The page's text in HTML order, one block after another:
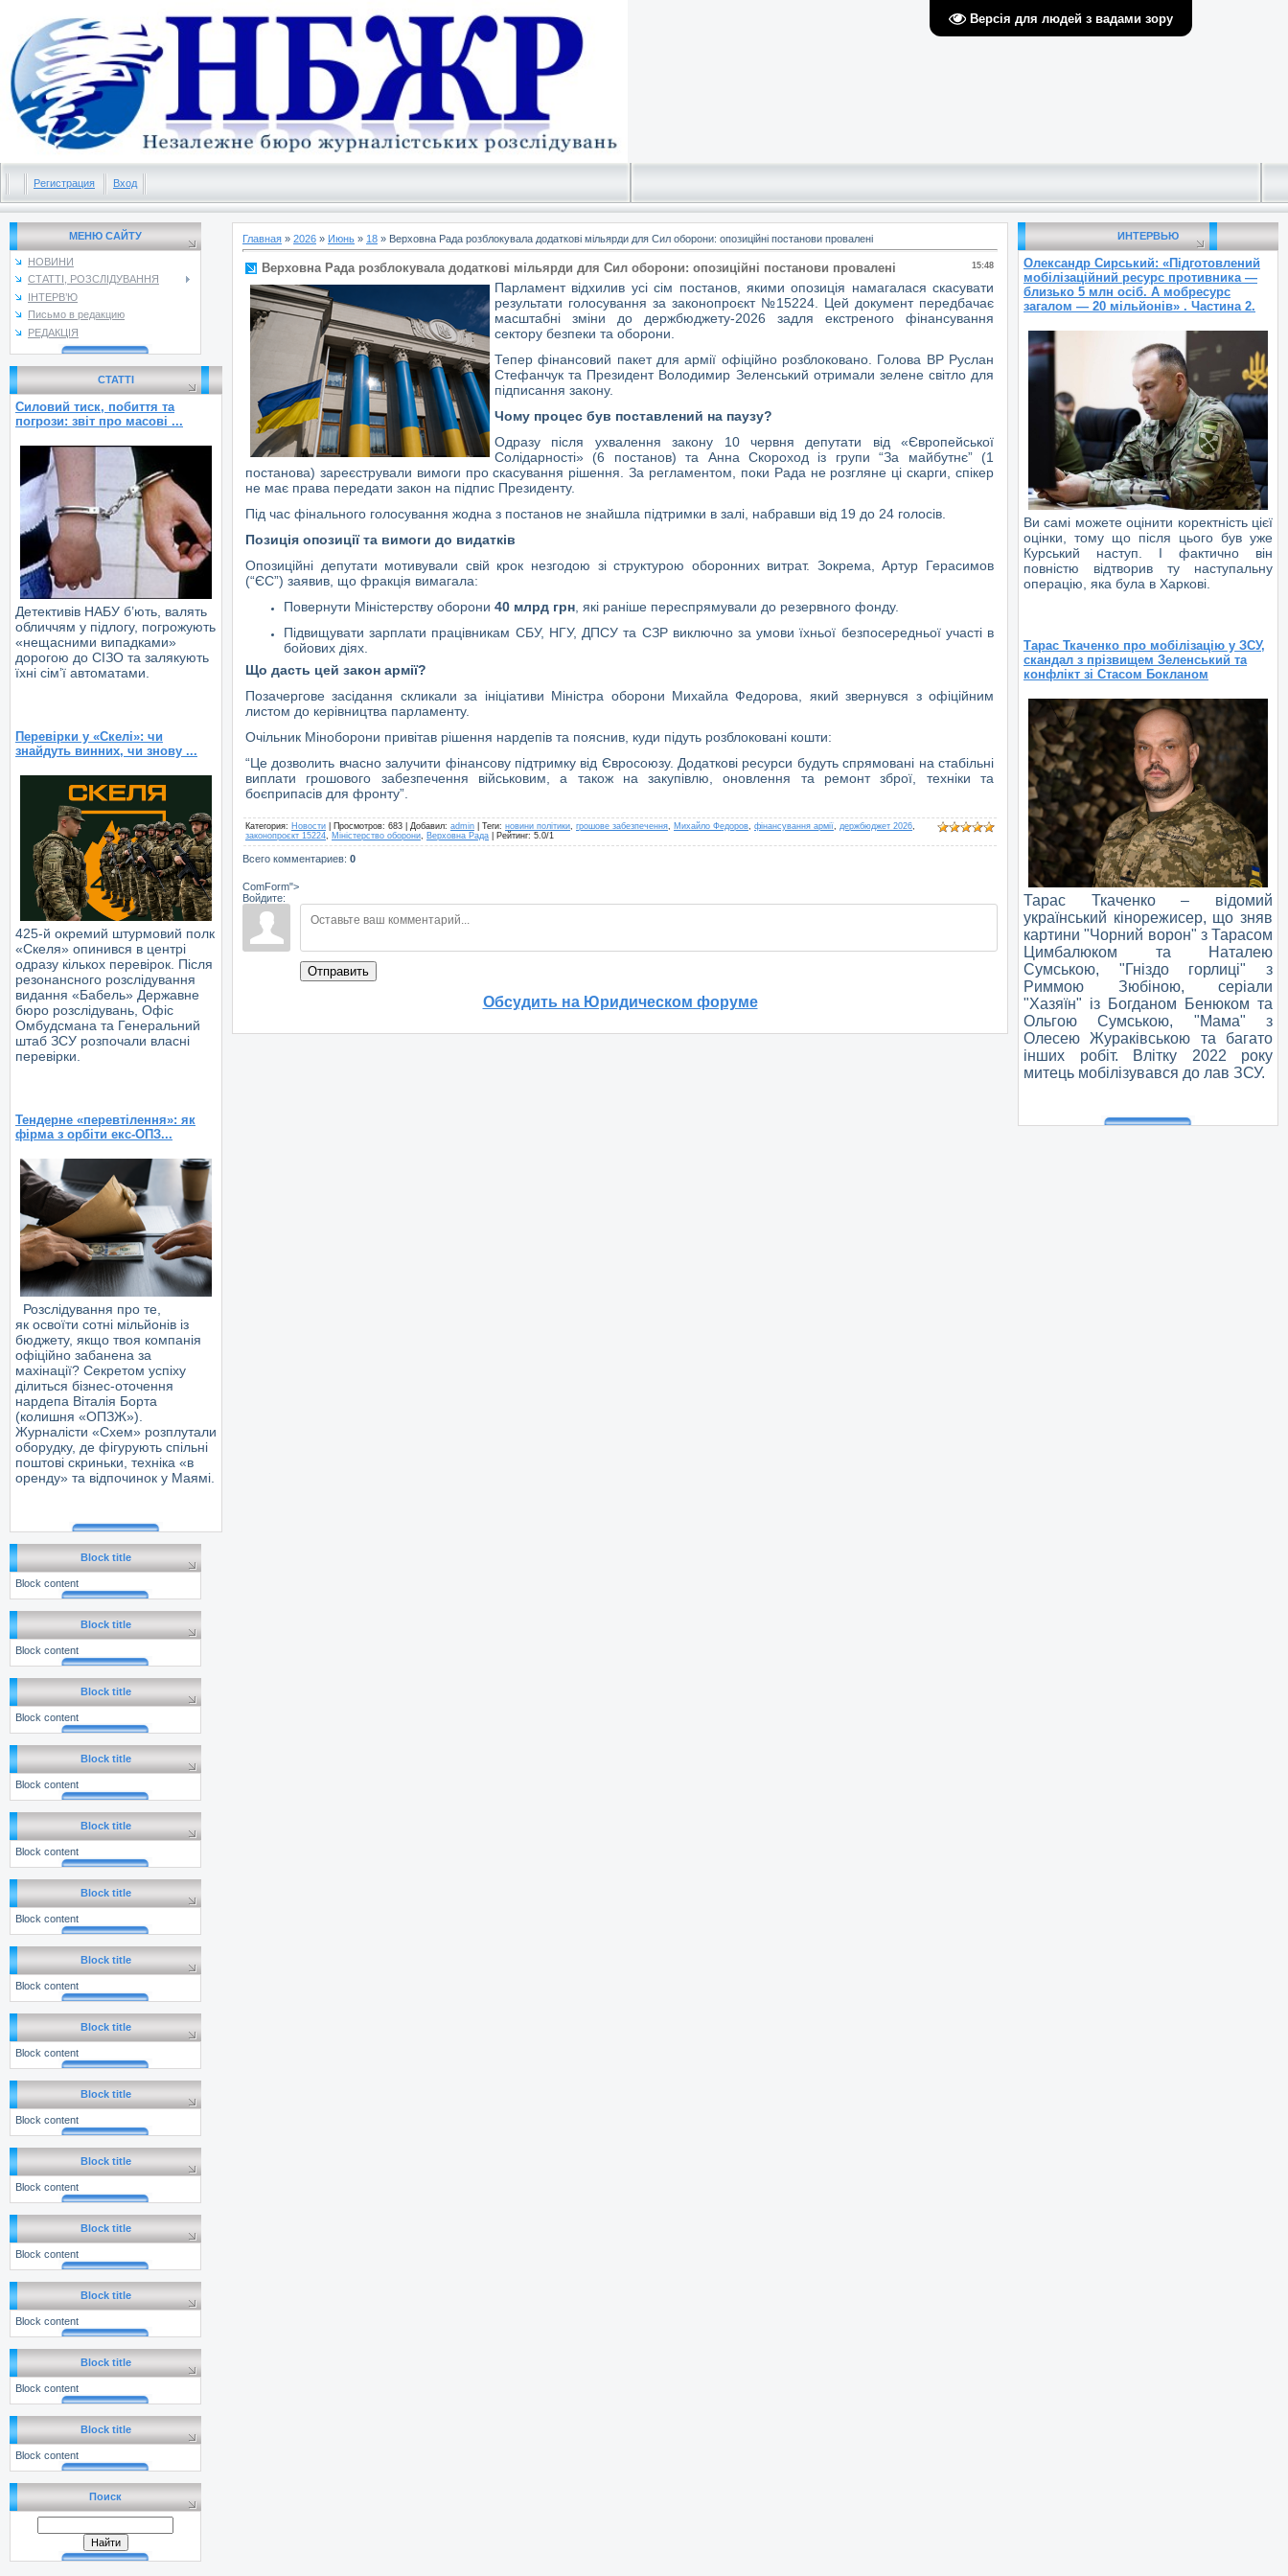
Версія для людей з вадами зору
Регистрация Вход
МЕНЮ САЙТУ
НОВИНИ
СТАТТІ, РОЗСЛІДУВАННЯ
ІНТЕРВ’Ю
Письмо в редакцию
РЕДАКЦІЯ
СТАТТІ
Силовий тиск, побиття та
погрози: звіт про масові ...
Детективів НАБУ б’ють, валять
обличчям у підлогу, погрожують
«нещасними випадками»
дорогою до СІЗО та залякують
їхні сім’ї автоматами.
Перевірки у «Скелі»: чи
знайдуть винних, чи знову ...
425-й окремий штурмовий полк
«Скеля» опинився в центрі
одразу кількох перевірок. Після
резонансного розслідування
видання «Бабель» Державне
бюро розслідувань, Офіс
Омбудсмана та Генеральний
штаб ЗСУ розпочали власні
перевірки.
Тендерне «перевтілення»: як
фірма з орбіти екс-ОПЗ...
Розслідування про те,
як освоїти сотні мільйонів із
бюджету, якщо твоя компанія
офіційно забанена за
махінації? Секретом успіху
ділиться бізнес-оточення
нардепа Віталія Борта
(колишня «ОПЗЖ»).
Журналісти «Схем» розплутали
оборудку, де фігурують спільні
поштові скриньки, техніка «в
оренду» та відпочинок у Маямі.
Block title
Block content
Block title
Block content
Block title
Block content
Block title
Block content
Block title
Block content
Block title
Block content
Block title
Block content
Block title
Block content
Block title
Block content
Block title
Block content
Block title
Block content
Block title
Block content
Block title
Block content
Block title
Block content
Поиск
Главная » 2026 » Июнь » 18 » Верховна Рада розблокувала додаткові мільярди для Сил оборони: опозиційні постанови провалені
15:48
Верховна Рада розблокувала додаткові мільярди для Сил оборони: опозиційні постанови провалені
Парламент відхилив усі сім постанов, якими опозиція намагалася скасувати
результати голосування за законопроєкт №15224. Цей документ передбачає
масштабні зміни до держбюджету-2026 задля екстреного фінансування
сектору безпеки та оборони.
Тепер фінансовий пакет для армії офіційно розблоковано. Голова ВР Руслан
Стефанчук та Президент Володимир Зеленський отримали зелене світло для
підписання закону.
Чому процес був поставлений на паузу?
Одразу після ухвалення закону 10 червня депутати від «Європейської
Солідарності» (6 постанов) та Анна Скороход із групи “За майбутнє” (1
постанова) зареєстрували вимоги про скасування рішення. За регламентом, поки Рада не розгляне ці скарги, спікер
не має права передати закон на підпис Президенту.
Під час фінального голосування жодна з постанов не знайшла підтримки в залі, набравши від 19 до 24 голосів.
Позиція опозиції та вимоги до видатків
Опозиційні депутати мотивували свій крок незгодою зі структурою оборонних витрат. Зокрема, Артур Герасимов
(“ЄС”) заявив, що фракція вимагала:
Повернути Міністерству оборони 40 млрд грн , які раніше переспрямували до резервного фонду.
Підвищувати зарплати працівникам СБУ, НГУ, ДПСУ та СЗР виключно за умови їхньої безпосередньої участі в
бойових діях.
Що дасть цей закон армії?
Позачергове засідання скликали за ініціативи Міністра оборони Михайла Федорова, який звернувся з офіційним
листом до керівництва парламенту.
Очільник Міноборони привітав рішення нардепів та пояснив, куди підуть розблоковані кошти:
“Це дозволить вчасно залучити фінансову підтримку від Євросоюзу. Додаткові ресурси будуть спрямовані на стабільні
виплати грошового забезпечення військовим, а також на закупівлю, оновлення та ремонт зброї, техніки та
боєприпасів для фронту”
Категория: Новости Просмотров: 683 | Добавил: admin Теги: новини політики грошове забезпечення Михайло Федоров фінансування армії держбюджет 2026
законопроєкт 15224
Міністерство оборони Верховна Рада Рейтинг: 5.0/1
Всего комментариев: 0
ComForm">
Войдите:
Отправить
Обсудить на Юридическом форуме
ИНТЕРВЬЮ
Олександр Сирський: «Підготовлений
мобілізаційний ресурс противника —
близько 5 млн осіб. А мобресурс
загалом — 20 мільйонів» . Частина 2.
Ви самі можете оцінити коректність цієї
оцінки, тому що після цього був уже
Курський наступ. І фактично він
повністю відтворив ту наступальну
операцію, яка була в Харкові.
Тарас Ткаченко про мобілізацію у ЗСУ,
скандал з прізвищем Зеленський та
конфлікт зі Стасом Бокланом
Тарас Ткаченко – відомий
український кінорежисер, що зняв
картини "Чорний ворон" з Тарасом
Цимбалюком та Наталею
Сумською, "Гніздо горлиці" з
Риммою Зюбіною, серіали
"Хазяїн" із Богданом Бенюком та
Ольгою Сумською, "Мама" з
Олесею Жураківською та багато
інших робіт. Влітку 2022 року
митець мобілізувався до лав ЗСУ.